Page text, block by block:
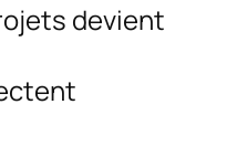
devient